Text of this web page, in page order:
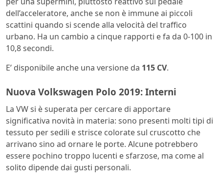
dell’acceleratore, anche se non è immune ai piccoli
scattini quando si scende alla velocità del traffico
urbano. Ha un cambio a cinque rapporti e fa da 0-100 in
10,8 secondi.
E’ disponibile anche una versione da 115 CV.
Nuova Volkswagen Polo 2019: Interni
La VW si è superata per cercare di apportare
significativa novità in materia: sono presenti molti tipi di
tessuto per sedili e strisce colorate sul cruscotto che
arrivano sino ad ornare le porte. Alcune potrebbero
essere pochino troppo lucenti e sfarzose, ma come al
solito dipende dai gusti personali.